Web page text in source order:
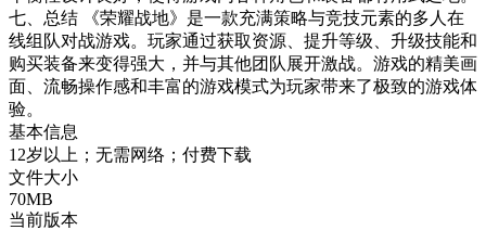
七、总结 《荣耀战地》是一款充满策略与竞技元素的多人在
线组队对战游戏。玩家通过获取资源、提升等级、升级技能和
购买装备来变得强大，并与其他团队展开激战。游戏的精美画
面、流畅操作感和丰富的游戏模式为玩家带来了极致的游戏体
验。
基本信息
12岁以上；无需网络；付费下载
文件大小
70MB
当前版本